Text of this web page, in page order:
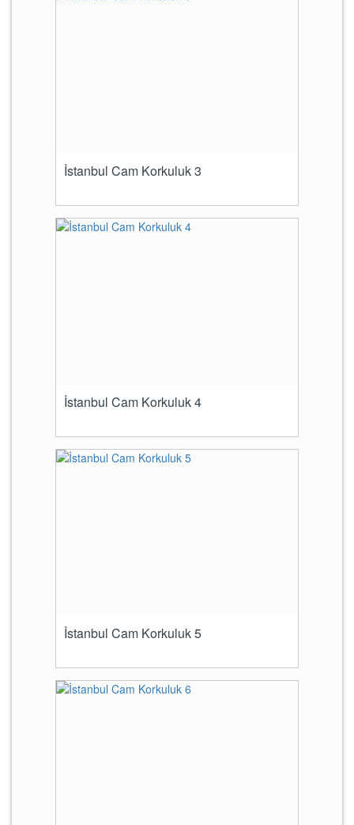
İstanbul Cam Korkuluk 3
İstanbul Cam Korkuluk 4
İstanbul Cam Korkuluk 5